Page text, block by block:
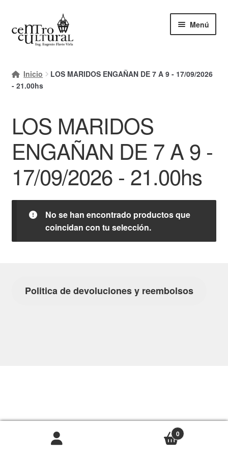
a
al
contenido
Menú
Mi cuenta
Finalizar compra
Ayuda Rapida
Inicio
LOS MARIDOS ENGAÑAN DE 7 A 9 - 17/09/2026
- 21.00hs
LOS MARIDOS
ENGAÑAN DE 7 A 9 -
17/09/2026 - 21.00hs
No se han encontrado productos que
coincidan con tu selección.
Politica de devoluciones y reembolsos
0